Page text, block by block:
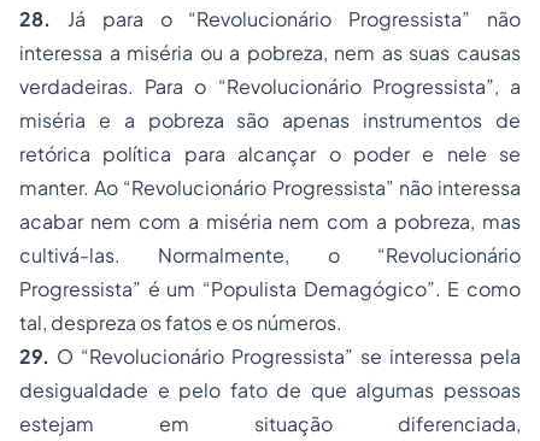
28. Já para o “Revolucionário Progressista” não
interessa a miséria ou a pobreza, nem as suas causas
verdadeiras. Para o “Revolucionário Progressista”, a
miséria e a pobreza são apenas instrumentos de
retórica política para alcançar o poder e nele se
manter. Ao “Revolucionário Progressista” não interessa
acabar nem com a miséria nem com a pobreza, mas
cultivá-las. Normalmente, o “Revolucionário
Progressista” é um “Populista Demagógico”. E como
tal, despreza os fatos e os números.
29. O “Revolucionário Progressista” se interessa pela
desigualdade e pelo fato de que algumas pessoas
estejam em situação diferenciada,